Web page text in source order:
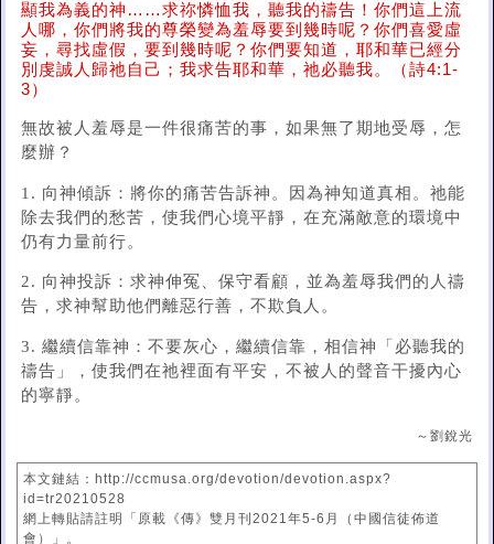
顯我為義的神……求祢憐恤我，聽我的禱告！你們這上流
人哪，你們將我的尊榮變為羞辱要到幾時呢？你們喜愛虛
妄，尋找虛假，要到幾時呢？你們要知道，耶和華已經分
別虔誠人歸祂自己；我求告耶和華，祂必聽我。（詩4:1-
3）
無故被人羞辱是一件很痛苦的事，如果無了期地受辱，怎
麼辦？
1. 向神傾訴：將你的痛苦告訴神。因為神知道真相。祂能
除去我們的愁苦，使我們心境平靜，在充滿敵意的環境中
仍有力量前行。
2. 向神投訴：求神伸冤、保守看顧，並為羞辱我們的人禱
告，求神幫助他們離惡行善，不欺負人。
3. 繼續信靠神：不要灰心，繼續信靠，相信神「必聽我的
禱告」，使我們在祂裡面有平安，不被人的聲音干擾內心
的寧靜。
～劉銳光
本文鏈結：http://ccmusa.org/devotion/devotion.aspx?
id=tr20210528
網上轉貼請註明「原載《傳》雙月刊2021年5-6月（中國信徒佈道
會）」。